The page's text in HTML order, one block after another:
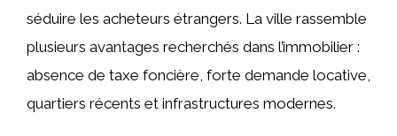
séduire les acheteurs étrangers. La ville rassemble
plusieurs avantages recherchés dans l’immobilier :
absence de taxe foncière, forte demande locative,
quartiers récents et infrastructures modernes.